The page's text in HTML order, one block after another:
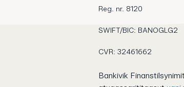
Reg. nr. 8120
SWIFT/BIC: BANOGLG2
CVR: 32461662
Bankivik